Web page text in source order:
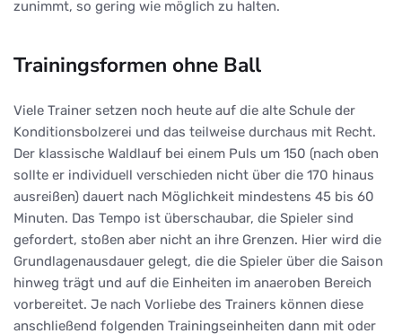
zunimmt, so gering wie möglich zu halten.
Trainingsformen ohne Ball
Viele Trainer setzen noch heute auf die alte Schule der
Konditionsbolzerei und das teilweise durchaus mit Recht.
Der klassische Waldlauf bei einem Puls um 150 (nach oben
sollte er individuell verschieden nicht über die 170 hinaus
ausreißen) dauert nach Möglichkeit mindestens 45 bis 60
Minuten. Das Tempo ist überschaubar, die Spieler sind
gefordert, stoßen aber nicht an ihre Grenzen. Hier wird die
Grundlagenausdauer gelegt, die die Spieler über die Saison
hinweg trägt und auf die Einheiten im anaeroben Bereich
vorbereitet. Je nach Vorliebe des Trainers können diese
anschließend folgenden Trainingseinheiten dann mit oder